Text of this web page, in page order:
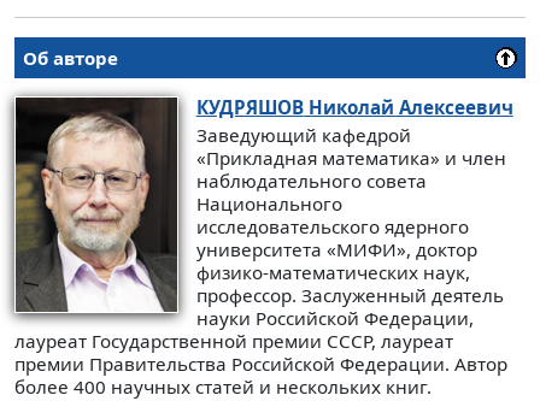
Об авторе
КУДРЯШОВНиколай Алексеевич
Заведующий кафедрой
«Прикладная математика» и член
наблюдательного совета
Национального
исследовательского ядерного
университета «МИФИ», доктор
физико-математических наук,
профессор. Заслуженный деятель
науки Российской Федерации,
лауреат Государственной премии СССР, лауреат
премии Правительства Российской Федерации. Автор
более 400 научных статей и нескольких книг.